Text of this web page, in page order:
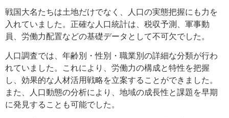
戦国大名たちは土地だけでなく、人口の実態把握にも力を
入れていました。正確な人口統計は、税収予測、軍事動
員、労働力配置などの基礎データとして不可欠でした。
人口調査では、年齢別・性別・職業別の詳細な分類が行わ
れていました。これにより、労働力の構成と特性を把握
し、効果的な人材活用戦略を立案することができました。
また、人口動態の分析により、地域の成長性と課題を早期
に発見することも可能でした。